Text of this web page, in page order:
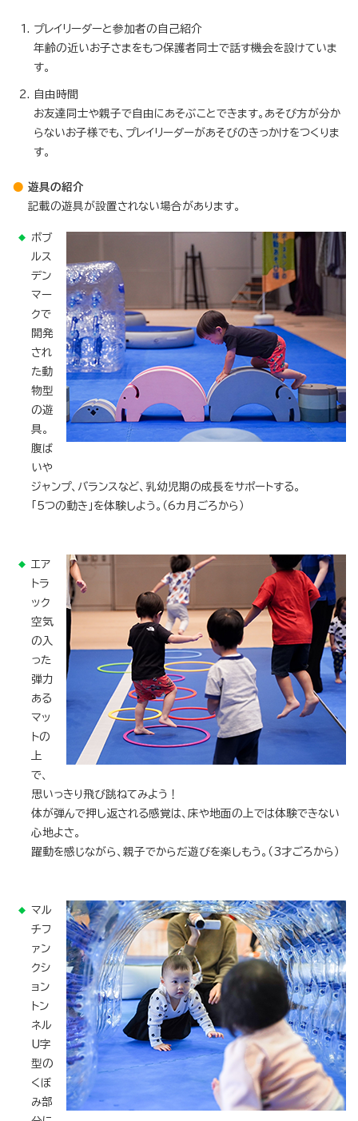
プレイリーダーと参加者の自己紹介
年齢の近いお子さまをもつ保護者同士で話す機会を設けていま
す。
自由時間
お友達同士や親子で自由にあそぶことできます。あそび方が分か
らないお子様でも、プレイリーダーがあそびのきっかけをつくりま
す。
遊具の紹介
記載の遊具が設置されない場合があります。
ボブ
ルス
デン
マー
クで
開発
され
た動
物型
の遊
具。
腹ば
いや
ジャンプ、バランスなど、乳幼児期の成長をサポートする。
「5つの動き」を体験しよう。（6カ月ごろから）
エア
トラ
ック
空気
の入
った
弾力
ある
マッ
トの
上
で、
思いっきり飛び跳ねてみよう！
体が弾んで押し返される感覚は、床や地面の上では体験できない
心地よさ。
躍動を感じながら、親子でからだ遊びを楽しもう。（3才ごろから）
マル
チフ
ァン
クシ
ョン
トン
ネル
U字
型の
くぼ
み部